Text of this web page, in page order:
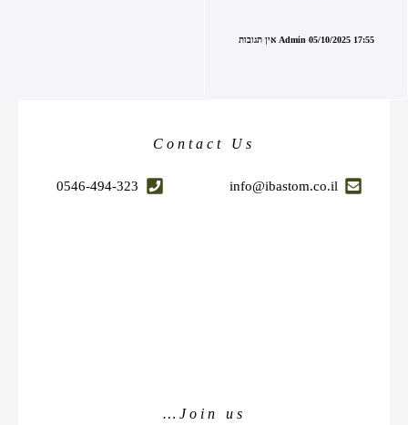
Admin 05/10/2025 17:55 אין תגובות
Contact Us
info@ibastom.co.il
0546-494-323
Join us…